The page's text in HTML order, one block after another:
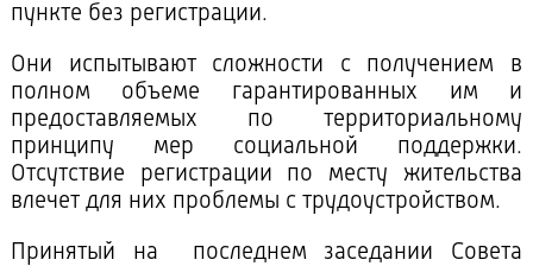
пункте без регистрации.
Они испытывают сложности с получением в
полном объеме гарантированных им и
предоставляемых по территориальному
принципу мер социальной поддержки.
Отсутствие регистрации по месту жительства
влечет для них проблемы с трудоустройством.
Принятый на последнем заседании Совета